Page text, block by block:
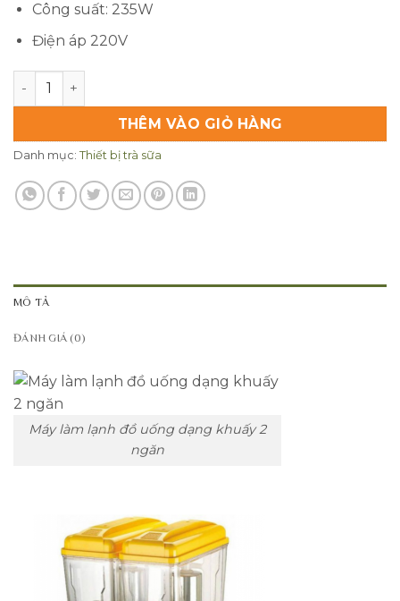
Công suất: 235W
Điện áp 220V
Máy làm lạnh đồ uống dạng khuấy 2 ngăn số lượng
THÊM VÀO GIỎ HÀNG
Danh mục: Thiết bị trà sữa
MÔ TẢ
ĐÁNH GIÁ (0)
Máy làm lạnh đồ uống dạng khuấy 2
ngăn